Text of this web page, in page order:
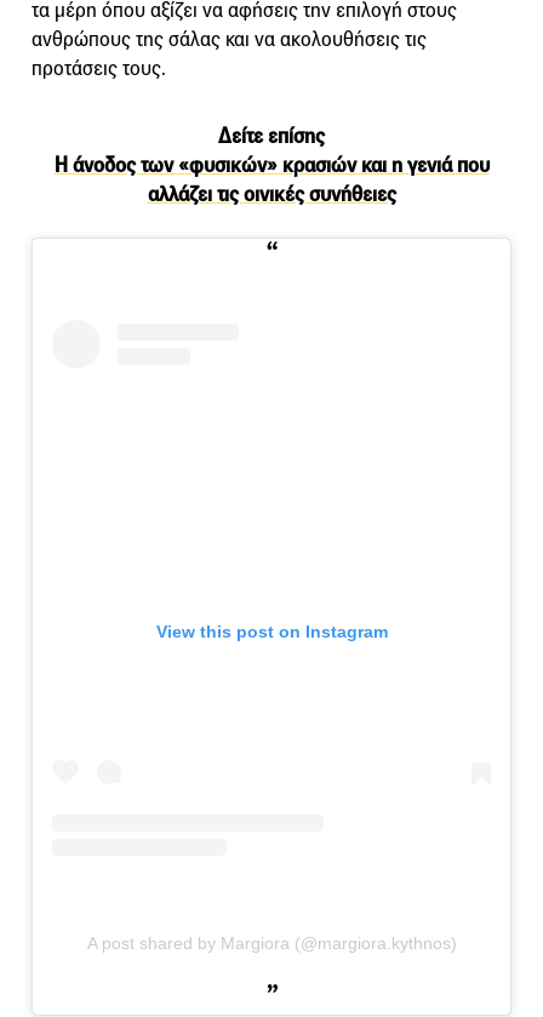
τα μέρη όπου αξίζει να αφήσεις την επιλογή στους
ανθρώπους της σάλας και να ακολουθήσεις τις
προτάσεις τους.
Δείτε επίσης
Η άνοδος των «φυσικών» κρασιών και η γενιά που
αλλάζει τις οινικές συνήθειες
View this post on Instagram
A post shared by Margiora (@margiora.kythnos)